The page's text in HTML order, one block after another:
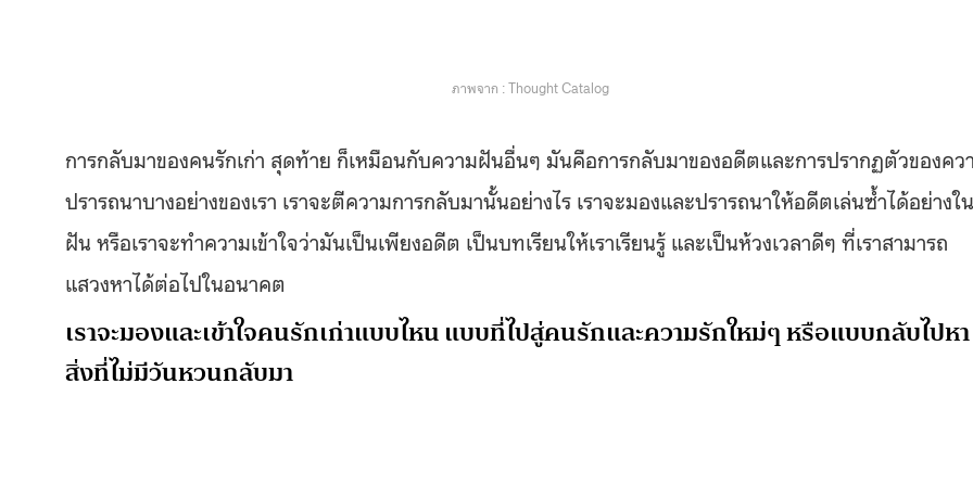
ภาพจาก : Thought Catalog
การกลับมาของคนรักเก่า สุดท้าย ก็เหมือนกับความฝันอื่นๆ มันคือการกลับมาของอดีตและการปรากฏตัวของคว
ปรารถนาบางอย่างของเรา เราจะตีความการกลับมานั้นอย่างไร เราจะมองและปรารถนาให้อดีตเล่นซ้ำได้อย่างใน
ฝัน หรือเราจะทำความเข้าใจว่ามันเป็นเพียงอดีต เป็นบทเรียนให้เราเรียนรู้ และเป็นห้วงเวลาดีๆ ที่เราสามารถ
แสวงหาได้ต่อไปในอนาคต
เราจะมองและเข้าใจคนรักเก่าแบบไหน แบบที่ไปสู่คนรักและความรักใหม่ๆ หรือแบบกลับไปหา
สิ่งที่ไม่มีวันหวนกลับมา